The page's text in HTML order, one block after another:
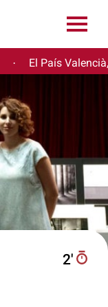
· El País
2′